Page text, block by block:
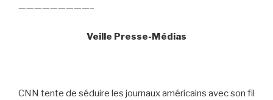
—————————–
Veille Presse-Médias
CNN tente de séduire les journaux américains avec son fil